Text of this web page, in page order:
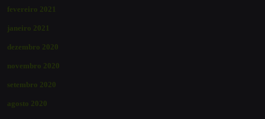
fevereiro 2021
janeiro 2021
dezembro 2020
novembro 2020
setembro 2020
agosto 2020